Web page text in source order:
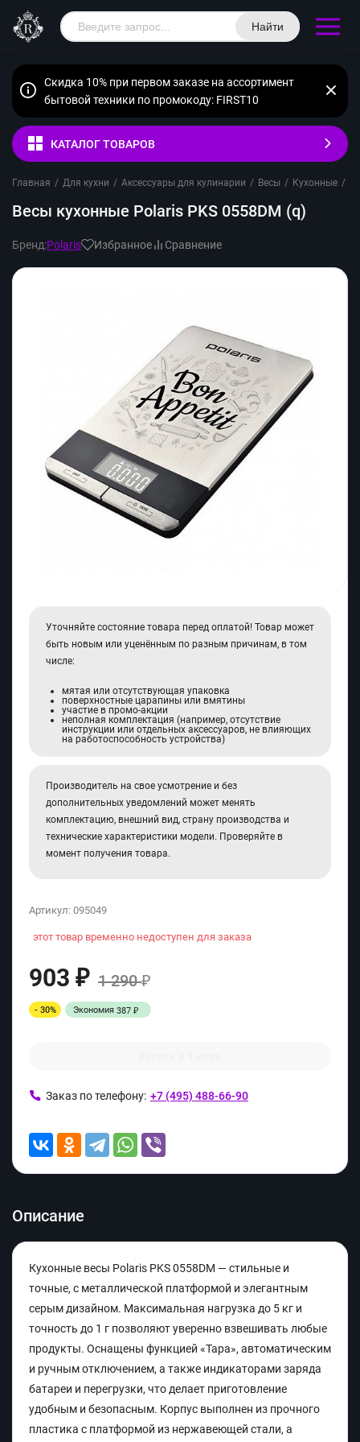
Найти
Скидка 10% при первом заказе на ассортимент
бытовой техники по промокоду: FIRST10
КАТАЛОГ ТОВАРОВ
Главная / Для кухни / Аксессуары для кулинарии / Весы / Кухонные /
Весы кухонные Polaris PKS 0558DM (q)
Бренд:Polaris Избранное Сравнение
Уточняйте состояние товара перед оплатой! Товар может
быть новым или уценённым по разным причинам, в том
числе:
мятая или отсутствующая упаковка
поверхностные царапины или вмятины
участие в промо-акции
неполная комплектация (например, отсутствие
инструкции или отдельных аксессуаров, не влияющих
на работоспособность устройства)
Производитель на свое усмотрение и без
дополнительных уведомлений может менять
комплектацию, внешний вид, страну производства и
технические характеристики модели. Проверяйте в
момент получения товара.
Артикул: 095049
этот товар временно недоступен для заказа
903 ₽ 1 290₽
- 30% Экономия 387 ₽
Заказ по телефону: +7 (495) 488-66-90
Описание
Кухонные весы Polaris PKS 0558DM — стильные и
точные, с металлической платформой и элегантным
серым дизайном. Максимальная нагрузка до 5 кг и
точность до 1 г позволяют уверенно взвешивать любые
продукты. Оснащены функцией «Тара», автоматическим
и ручным отключением, а также индикаторами заряда
батареи и перегрузки, что делает приготовление
удобным и безопасным. Корпус выполнен из прочного
пластика с платформой из нержавеющей стали, а